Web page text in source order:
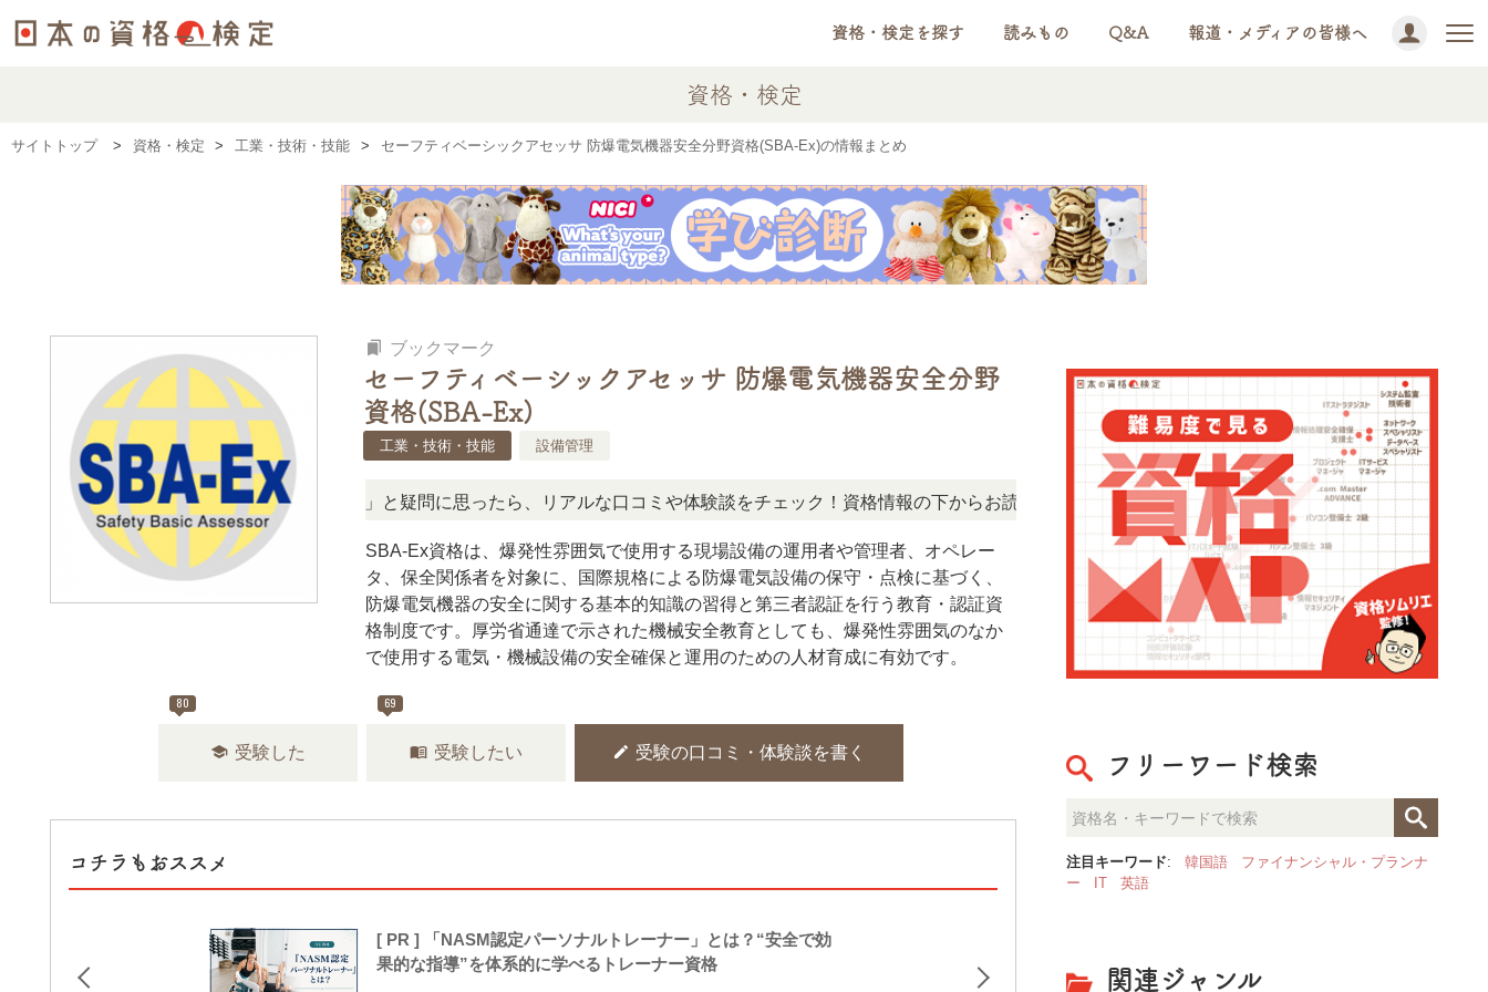
資格・検定を探す 読みもの Q&A 報道・メディアの皆様へ
資格・検定
サイトトップ 資格・検定 工業・技術・技能 セーフティベーシックアセッサ 防爆電気機器安全分野資格(SBA-Ex)の情報まとめ
bookmarks ブックマーク
セーフティベーシックアセッサ 防爆電気機器安全分野
資格(SBA-Ex)
工業・技術・技能 設備管理
この検定、難しい？」「どんな試験？」と疑問に思ったら、リアルな口コミや体験談をチェック！資格情報の下からお読みいただけます。 NEWS! 「この検定、難しい？」「どんな
SBA-Ex資格は、爆発性雰囲気で使用する現場設備の運用者や管理者、オペレー
タ、保全関係者を対象に、国際規格による防爆電気設備の保守・点検に基づく、
防爆電気機器の安全に関する基本的知識の習得と第三者認証を行う教育・認証資
格制度です。厚労省通達で示された機械安全教育としても、爆発性雰囲気のなか
で使用する電気・機械設備の安全確保と運用のための人材育成に有効です。
80
school 受験した
69
menu_book 受験したい edit 受験の口コミ・体験談を書く
コチラもおススメ
[ PR ] 「NASM認定パーソナルトレーナー」とは？“安全で効
果的な指導”を体系的に学べるトレーナー資格
フリーワード検索
注目キーワード: 韓国語
ファイナンシャル・プランナ
ー
IT 英語
関連ジャンル